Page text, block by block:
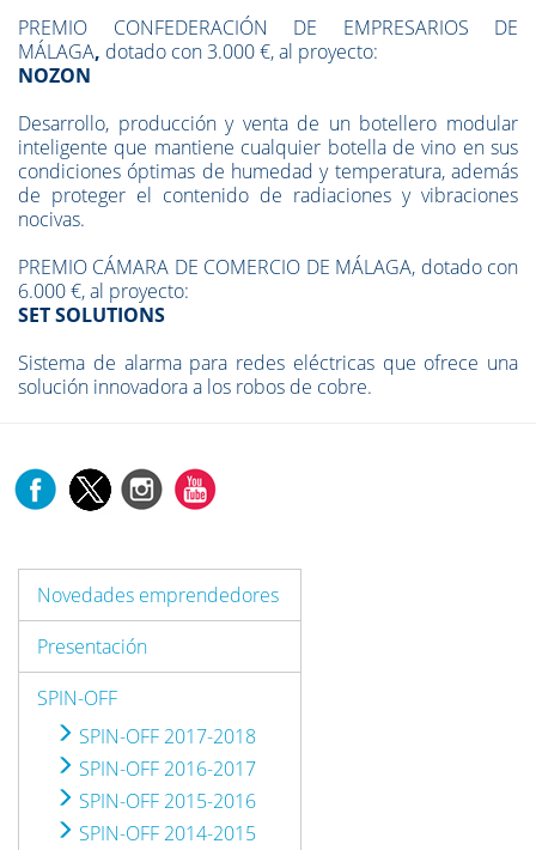
PREMIO CONFEDERACIÓN DE EMPRESARIOS DE
MÁLAGA, dotado con 3.000 €, al proyecto:
NOZON
Desarrollo, producción y venta de un botellero modular
inteligente que mantiene cualquier botella de vino en sus
condiciones óptimas de humedad y temperatura, además
de proteger el contenido de radiaciones y vibraciones
nocivas.
PREMIO CÁMARA DE COMERCIO DE MÁLAGA, dotado con
6.000 €, al proyecto:
SET SOLUTIONS
Sistema de alarma para redes eléctricas que ofrece una
solución innovadora a los robos de cobre.
Novedades emprendedores
Presentación
SPIN-OFF
SPIN-OFF 2017-2018
SPIN-OFF 2016-2017
SPIN-OFF 2015-2016
SPIN-OFF 2014-2015